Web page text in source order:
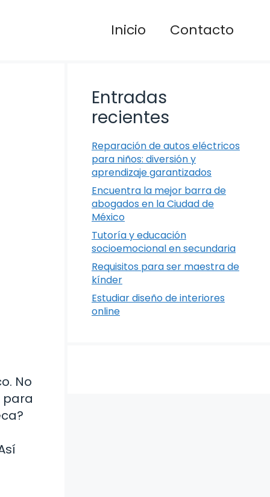
Inicio Contacto
No
para
Entradas
recientes
Reparación de autos eléctricos
para niños: diversión y
aprendizaje garantizados
Encuentra la mejor barra de
abogados en la Ciudad de
México
Tutoría y educación
socioemocional en secundaria
Requisitos para ser maestra de
kínder
Estudiar diseño de interiores
online